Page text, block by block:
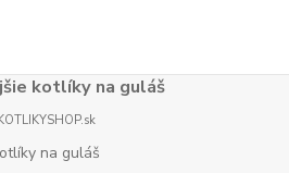
kotlíky na guláš
KOTLIKYSHOP.sk
na guláš